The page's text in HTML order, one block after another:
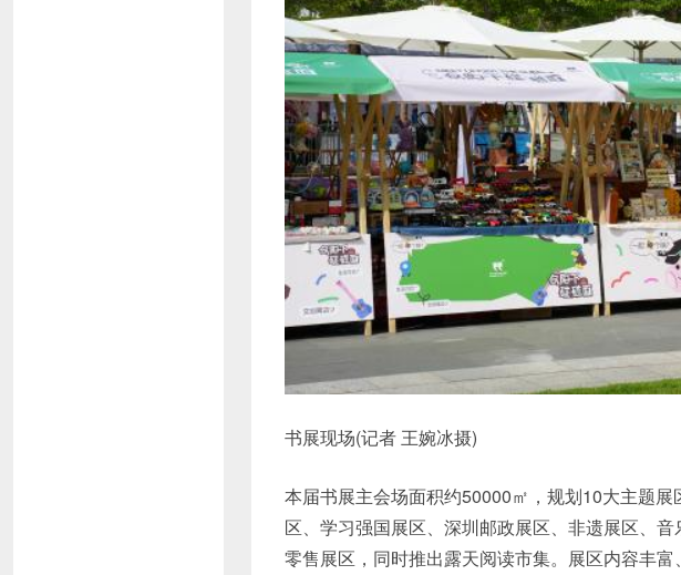
书展现场(记者 王婉冰摄)
本届书展主会场面积约50000㎡，规划10大主题
区、学习强国展区、深圳邮政展区、非遗展区、
零售展区，同时推出露天阅读市集。展区内容丰